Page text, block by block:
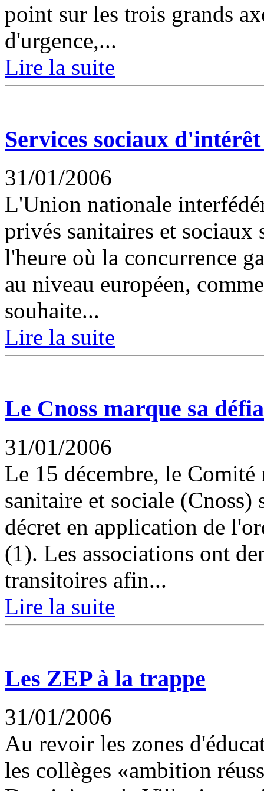
point sur les trois grands
d'urgence,...
Lire la suite
Services sociaux
31/01/2006
L'Union nationale
privés sanitaires et sociaux
l'heure où la concurrence
au niveau européen,
souhaite...
Lire la suite
Le Cnoss marque sa
31/01/2006
Le 15 décembre, le
sanitaire et sociale (Cnoss)
décret en application de
(1). Les associations ont
transitoires afin...
Lire la suite
Les ZEP à la trappe
31/01/2006
Au revoir les zones
les collèges «ambition